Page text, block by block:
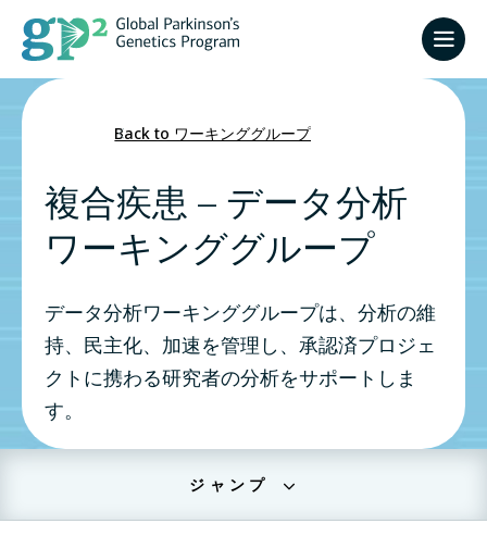
Back to ワーキンググループ
複合疾患 – データ分析
ワーキンググループ
データ分析ワーキンググループは、分析の維
持、民主化、加速を管理し、承認済プロジェ
クトに携わる研究者の分析をサポートしま
す。
ジャンプ